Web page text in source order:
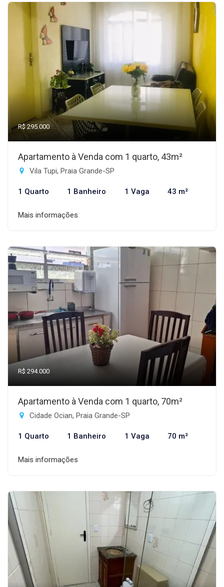
R$ 295.000
Apartamento à Venda com 1 quarto, 43m²
Vila Tupi, Praia Grande-SP
1 Quarto 1 Banheiro 1 Vaga 43 m²
Mais informações
R$ 294.000
Apartamento à Venda com 1 quarto, 70m²
Cidade Ocian, Praia Grande-SP
1 Quarto 1 Banheiro 1 Vaga 70 m²
Mais informações